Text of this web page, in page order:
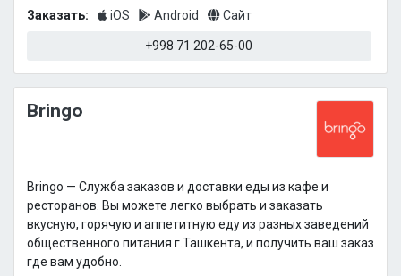
Заказать:
iOS Android Сайт
+998 71 202-65-00
Bringo
Bringo — Cлужба заказов и доставки еды из кафе и
ресторанов. Вы можете легко выбрать и заказать
вкусную, горячую и аппетитную еду из разных заведений
общественного питания г.Ташкента, и получить ваш заказ
где вам удобно.